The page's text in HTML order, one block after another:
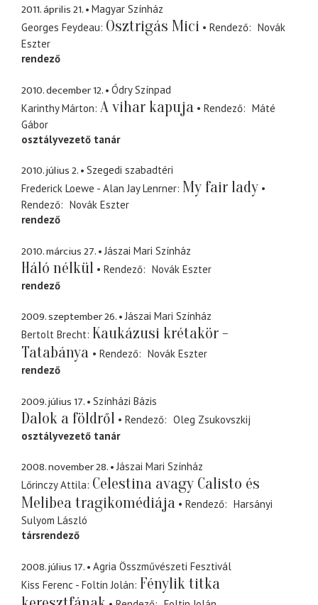
2011. április 21.
Magyar Színház
Georges Feydeau Osztrigás Mici Rendező
Novák
Eszter
rendező
2010. december 12.
Ódry Színpad
Karinthy Márton A vihar kapuja Rendező
Máté
Gábor
osztályvezető tanár
2010. július 2.
Szegedi szabadtéri
Frederick Loewe - Alan Jay Lenrner My fair lady
Rendező
Novák Eszter
rendező
2010. március 27. Jászai Mari Színház
Háló nélkül Rendező
Novák Eszter
rendező
2009. szeptember 26.
Jászai Mari Színház
Bertolt Brecht Kaukázusi krétakör -
Tatabánya
Rendező
Novák Eszter
rendező
2009. július 17. Színházi Bázis
Dalok a földről Rendező
Oleg Zsukovszkij
osztályvezető tanár
2008. november 28.
Jászai Mari Színház
Lőrinczy Attila Celestina avagy Calisto és
Melibea tragikomédiája
Rendező
Harsányi
Sulyom László
társrendező
2008. július 17.
Agria Összművészeti Fesztivál
Kiss Ferenc - Foltin Jolán Fénylik titka